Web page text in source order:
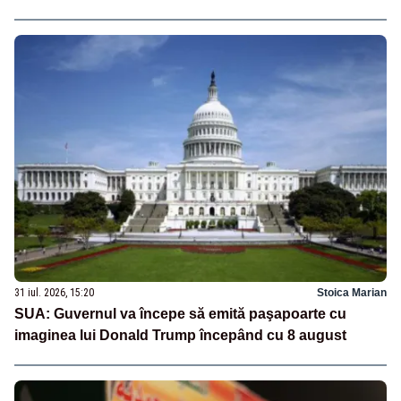
31 iul. 2026, 15:20 Stoica Marian
SUA: Guvernul va începe să emită paşapoarte cu
imaginea lui Donald Trump începând cu 8 august